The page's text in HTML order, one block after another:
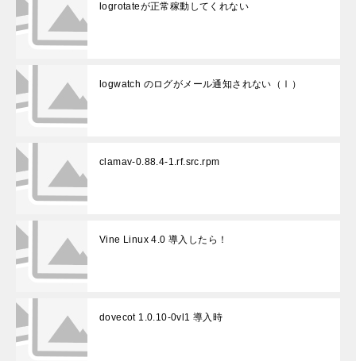
logrotateが正常稼動してくれない
logwatch のログがメール通知されない（Ⅰ）
clamav-0.88.4-1.rf.src.rpm
Vine Linux 4.0 導入したら！
dovecot 1.0.10-0vl1 導入時